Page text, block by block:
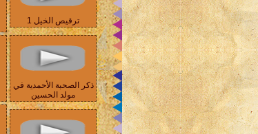
ترقيص الخيل 1
ذكر الصحبة الأحمدية في
مولد الحسين